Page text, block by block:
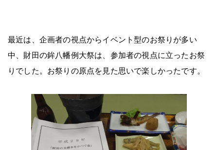
最近は、企画者の視点からイベント型のお祭りが多い
中、財田の鉾八幡例大祭は、参加者の視点に立ったお祭
りでした。お祭りの原点を見た思いで楽しかったです。